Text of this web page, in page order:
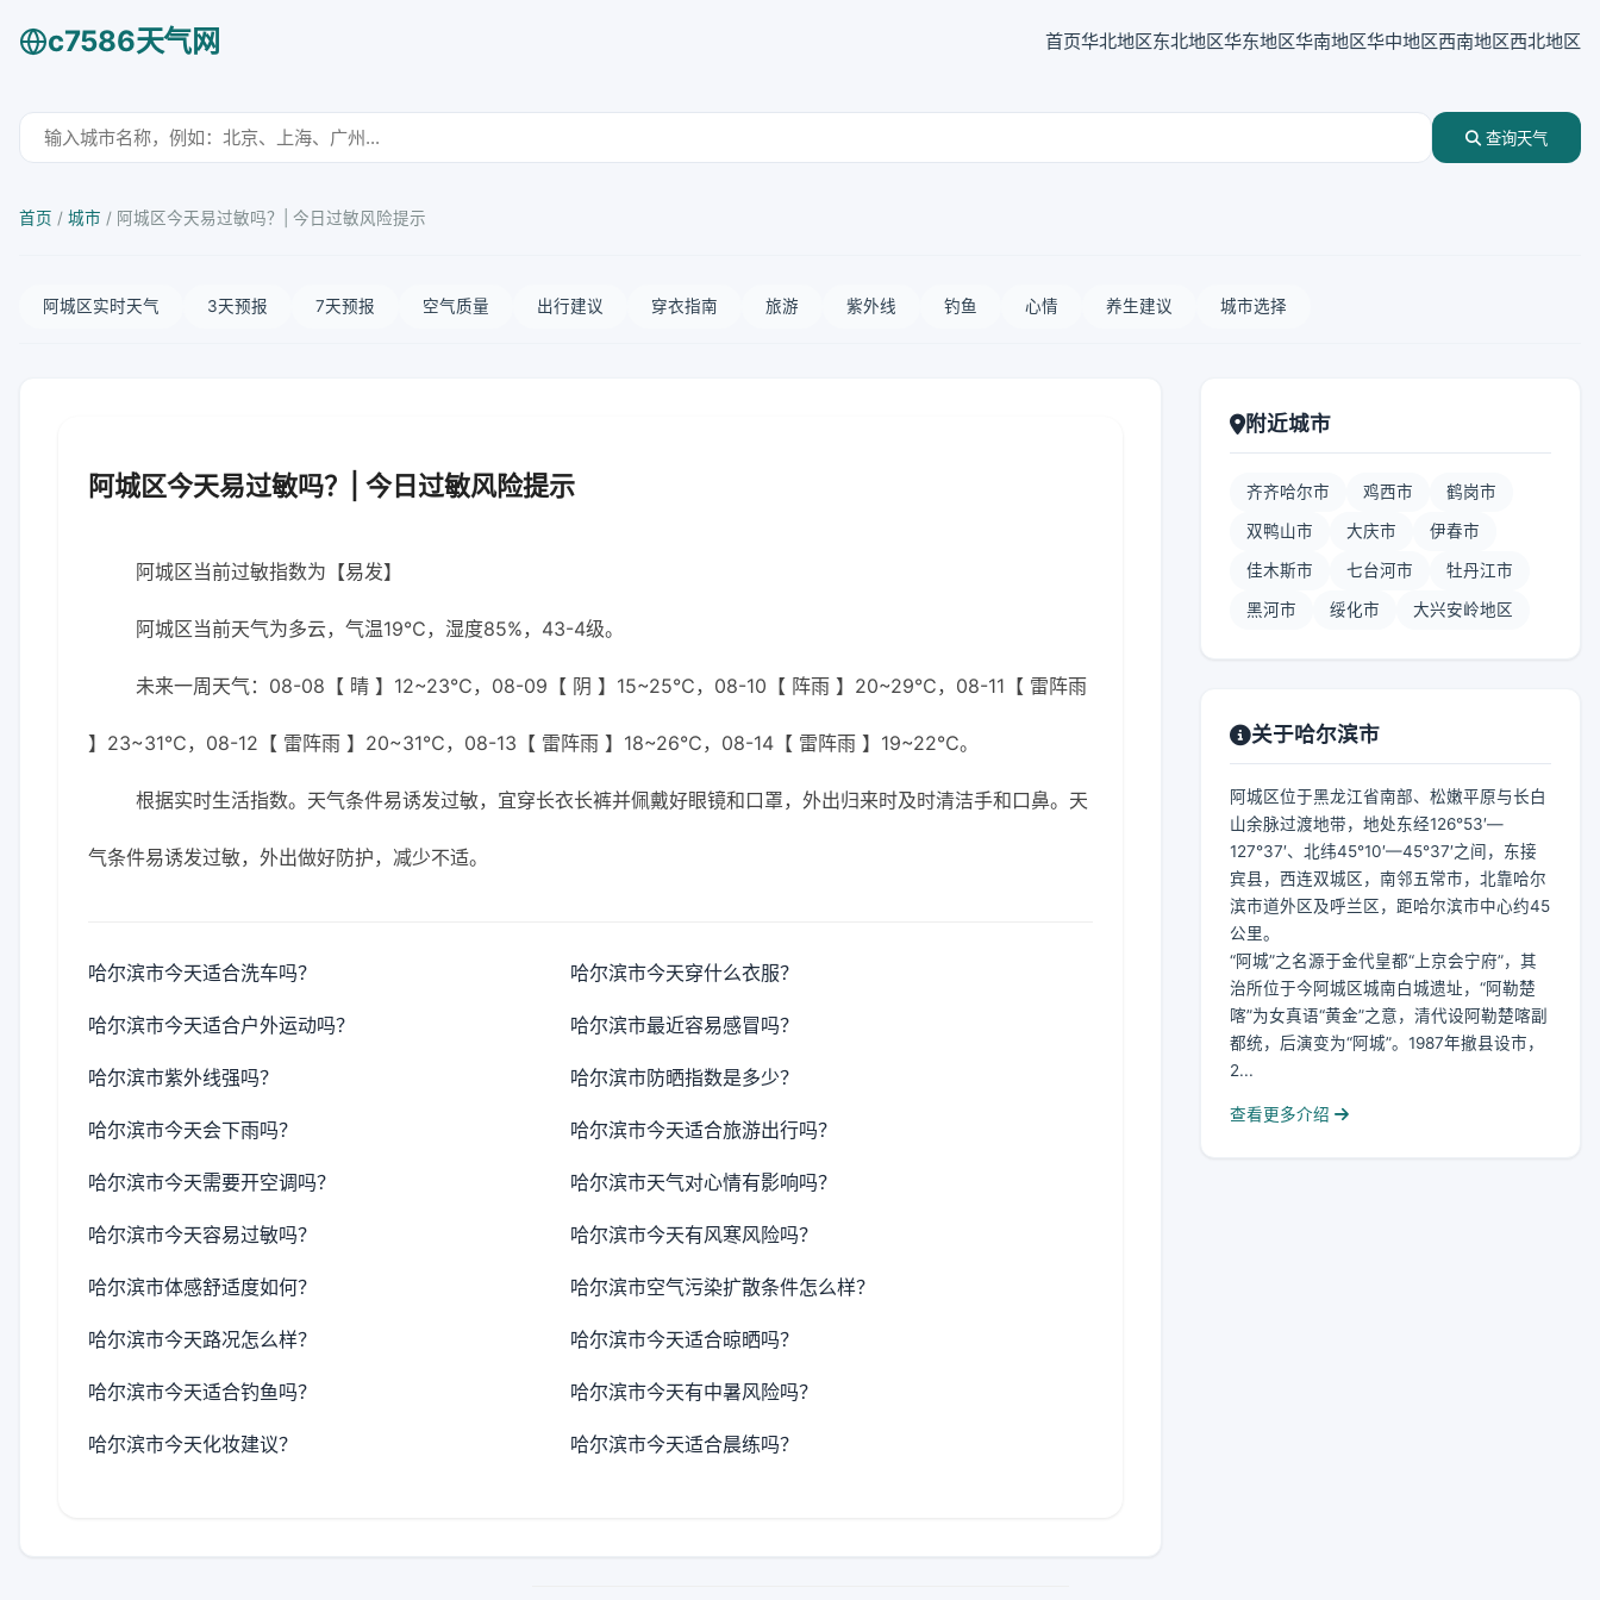
c7586天气网 首页华北地区东北地区华东地区华南地区华中地区西南地区西北地区
查询天气
首页 / 城市 / 阿城区今天易过敏吗？| 今日过敏风险提示
阿城区实时天气 3天预报 7天预报 空气质量 出行建议 穿衣指南 旅游 紫外线 钓鱼 心情 养生建议 城市选择
阿城区今天易过敏吗？| 今日过敏风险提示
阿城区当前过敏指数为【易发】
阿城区当前天气为多云，气温19℃，湿度85%，43-4级。
未来一周天气：08-08【 晴 】12~23℃，08-09【 阴 】15~25℃，08-10【 阵雨 】20~29℃，08-11【 雷阵雨
】23~31℃，08-12【 雷阵雨 】20~31℃，08-13【 雷阵雨 】18~26℃，08-14【 雷阵雨 】19~22℃。
根据实时生活指数。天气条件易诱发过敏，宜穿长衣长裤并佩戴好眼镜和口罩，外出归来时及时清洁手和口鼻。天
气条件易诱发过敏，外出做好防护，减少不适。
哈尔滨市今天适合洗车吗？ 哈尔滨市今天穿什么衣服？
哈尔滨市今天适合户外运动吗？ 哈尔滨市最近容易感冒吗？
哈尔滨市紫外线强吗？ 哈尔滨市防晒指数是多少？
哈尔滨市今天会下雨吗？ 哈尔滨市今天适合旅游出行吗？
哈尔滨市今天需要开空调吗？ 哈尔滨市天气对心情有影响吗？
哈尔滨市今天容易过敏吗？ 哈尔滨市今天有风寒风险吗？
哈尔滨市体感舒适度如何？ 哈尔滨市空气污染扩散条件怎么样？
哈尔滨市今天路况怎么样？ 哈尔滨市今天适合晾晒吗？
哈尔滨市今天适合钓鱼吗？ 哈尔滨市今天有中暑风险吗？
哈尔滨市今天化妆建议？ 哈尔滨市今天适合晨练吗？
附近城市
齐齐哈尔市 鸡西市 鹤岗市
双鸭山市 大庆市 伊春市
佳木斯市 七台河市 牡丹江市
黑河市 绥化市 大兴安岭地区
关于哈尔滨市
阿城区位于黑龙江省南部、松嫩平原与长白
山余脉过渡地带，地处东经126°53′—
127°37′、北纬45°10′—45°37′之间，东接
宾县，西连双城区，南邻五常市，北靠哈尔
滨市道外区及呼兰区，距哈尔滨市中心约45
公里。
“阿城”之名源于金代皇都“上京会宁府”，其
治所位于今阿城区城南白城遗址，“阿勒楚
喀”为女真语“黄金”之意，清代设阿勒楚喀副
都统，后演变为“阿城”。1987年撤县设市，
2...
查看更多介绍